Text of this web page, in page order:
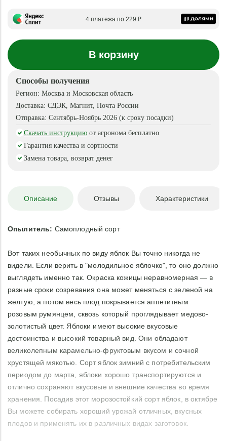
4 платежа по 229 ₽
В корзину
Способы получения
Регион: Москва и Московская область
Доставка: СДЭК, Магнит, Почта России
Отправка: Сентябрь-Ноябрь 2026 (к сроку посадки)
Скачать инструкцию от агронома бесплатно
Гарантия качества и сортности
Замена товара, возврат денег
Описание Отзывы Характеристики
Опылитель: Самоплодный сорт
Вот таких необычных по виду яблок Вы точно никогда не
видели. Если верить в "молодильное яблочко", то оно должно
выглядеть именно так. Окраска кожицы неравномерная — в
разные сроки созревания она может меняться с зеленой на
желтую, а потом весь плод покрывается аппетитным
розовым румянцем, сквозь который проглядывает медово-
золотистый цвет. Яблоки имеют высокие вкусовые
достоинства и высокий товарный вид. Они обладают
великолепным карамельно-фруктовым вкусом и сочной
хрустящей мякотью. Сорт яблок зимний с потребительским
периодом до марта, яблоки хорошо транспортируются и
отлично сохраняют вкусовые и внешние качества во время
хранения. Посадив этот морозостойкий сорт яблок, в октябре
Вы можете собирать хороший урожай отличных, вкусных
плодов и применять их в различных видах заготовок.